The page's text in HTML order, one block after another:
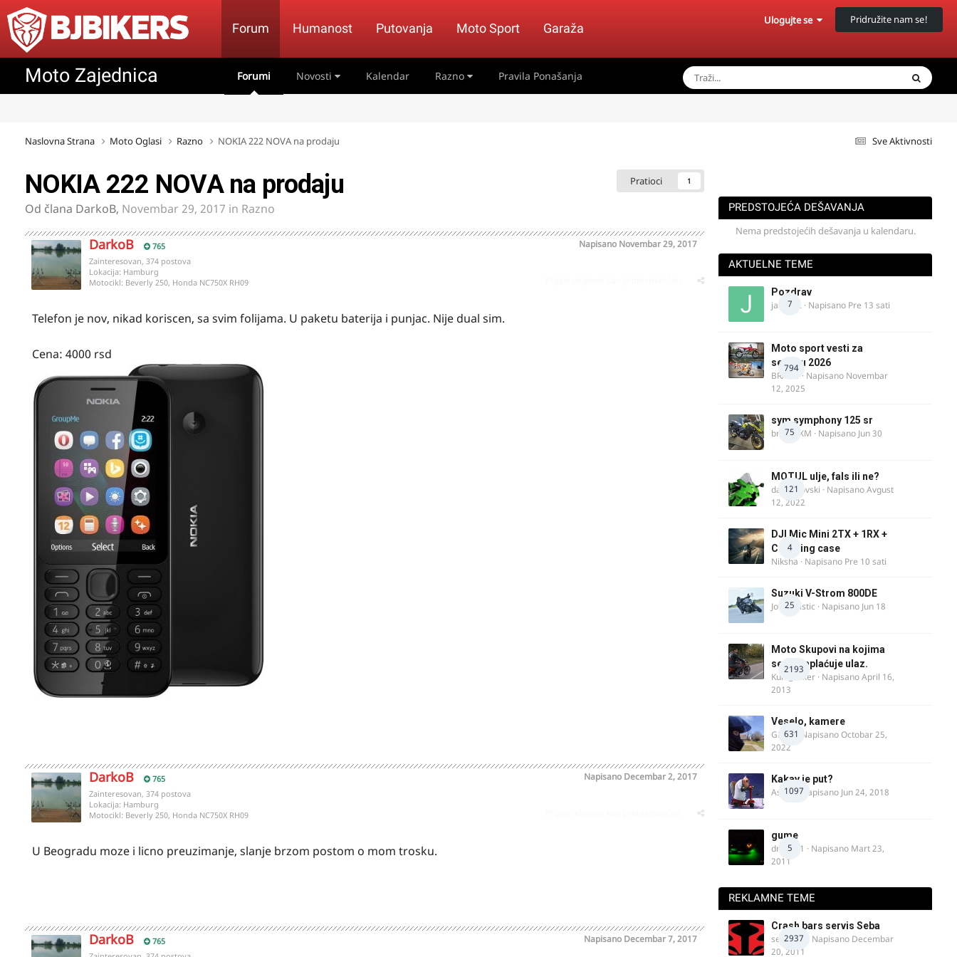
Forum Humanost Putovanja Moto Sport Garaža
Ulogujte se Pridružite nam se!
Moto Zajednica Forumi Novosti Kalendar Razno Pravila Ponašanja
Sve Aktivnosti
Naslovna Strana Moto Oglasi Razno NOKIA 222 NOVA na prodaju
Pratioci 1
NOKIA 222 NOVA na prodaju
Od člana DarkoB, Novembar 29, 2017 in Razno
DarkoB 765 Napisano Novembar 29, 2017
Zainteresovan, 374 postova
Lokacija: Hamburg
Motocikl: Beverly 250, Honda NC750X RH09
Telefon je nov, nikad koriscen, sa svim folijama. U paketu baterija i punjac. Nije dual sim.
Cena: 4000 rsd
DarkoB 765 Napisano Decembar 2, 2017
Zainteresovan, 374 postova
Lokacija: Hamburg
Motocikl: Beverly 250, Honda NC750X RH09
U Beogradu moze i licno preuzimanje, slanje brzom postom o mom trosku.
DarkoB 765 Napisano Decembar 7, 2017
PREDSTOJEĆA DEŠAVANJA
Nema predstojećih dešavanja u kalendaru.
AKTUELNE TEME
7
Pozdrav
jasminc · Napisano Pre 13 sati
794
Moto sport vesti za
sezonu 2026
BRACO · Napisano Novembar
12, 2025
75
sym symphony 125 sr
brankoXM · Napisano Jun 30
121
MOTUL ulje, fals ili ne?
dalipopovski · NapisanoAvgust
12, 2022
4
DJI Mic Mini 2TX + 1RX +
Charging case
Niksha · Napisano Pre 10 sati
25
Suzuki V-Strom 800DE
Jovan Ristic · Napisano Jun 18
2193
Moto Skupovi na kojima
se ne naplaćuje ulaz.
Kum_Mixer · NapisanoApril 16,
2013
631
Veselo, kamere
GR 46· NapisanoOctobar 25,
2022
1097
Kakav je put?
Astral· Napisano Jun 24, 2018
5
gume
dragan1 · Napisano Mart 23,
2011
REKLAMNE TEME
2937
Crash bars servis Seba
seba011 · Napisano Decembar
20, 2011